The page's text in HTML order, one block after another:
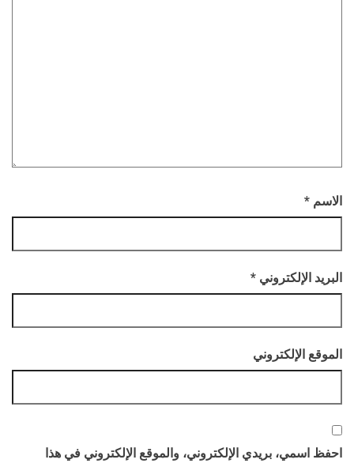
الاسم *
البريد الإلكتروني *
الموقع الإلكتروني
احفظ اسمي، بريدي الإلكتروني، والموقع الإلكتروني في هذا